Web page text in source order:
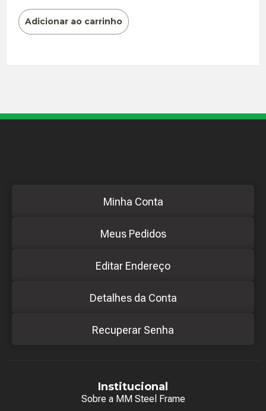
Adicionar ao carrinho
Minha Conta
Meus Pedidos
Editar Endereço
Detalhes da Conta
Recuperar Senha
Institucional
Sobre a MM Steel Frame